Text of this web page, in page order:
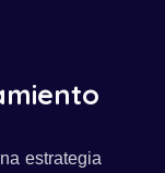
estrategia